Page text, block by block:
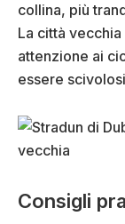
collina, più
La città
attenzione ai
essere
Consigli